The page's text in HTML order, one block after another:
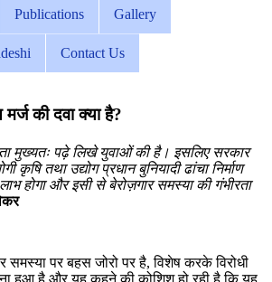
Publications Gallery
Contact Us
की दवा क्या है?
मुख्यतः पढ़े लिखे युवाओं की है। इसलिए सरकार
कृषि तथा उद्योग प्रधान बुनियादी ढांचा निर्माण
होगा और इसी से बेरोज़गार समस्या की गंभीरता
पर बहस जोरो पर है, विशेष करके विरोधी
हुआ है और यह कहने की कोशिश हो रही है कि यह